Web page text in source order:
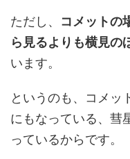
ただし、 コメットの
ら見るよりも横見の
います。
というのも、コメッ
にもなっている、彗
っているからです。